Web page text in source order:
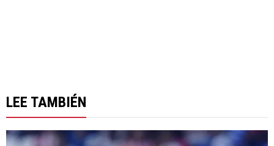
LEE TAMBIÉN